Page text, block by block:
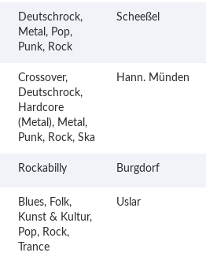
Deutschrock,
Metal, Pop,
Punk, Rock
Scheeßel
Crossover,
Deutschrock,
Hardcore
(Metal), Metal,
Punk, Rock, Ska
Hann. Münden
Rockabilly Burgdorf
Blues, Folk,
Kunst & Kultur,
Pop, Rock,
Trance
Uslar